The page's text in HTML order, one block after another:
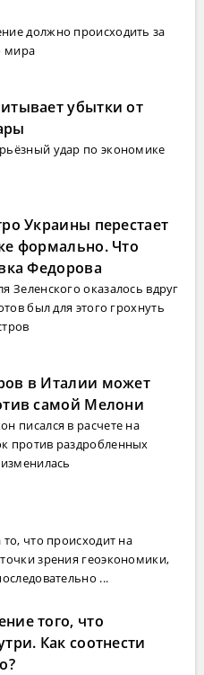
должно происходить за
мира
убытки от
удар по экономике
Украины перестает
формально. Что
Федорова
Зеленского оказалось вдруг
был для этого грохнуть
в Италии может
самой Мелони
писался в расчете на
против раздробленных
что происходит на
зрения геоэкономики,
...
того, что
Как соотнести